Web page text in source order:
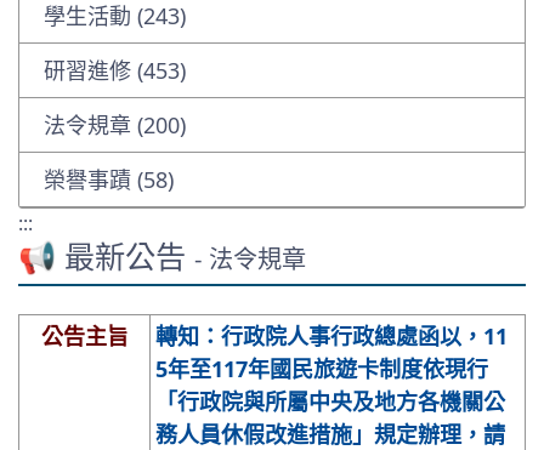
學生活動 (243)
研習進修 (453)
法令規章 (200)
榮譽事蹟 (58)
:::
📢 最新公告 - 法令規章
公告主旨
轉知：行政院人事行政總處函以，11
5年至117年國民旅遊卡制度依現行
「行政院與所屬中央及地方各機關公
務人員休假改進措施」規定辦理，請